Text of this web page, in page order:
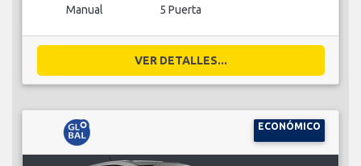
Manual 5 Puerta
VER DETALLES...
ECONÓMICO